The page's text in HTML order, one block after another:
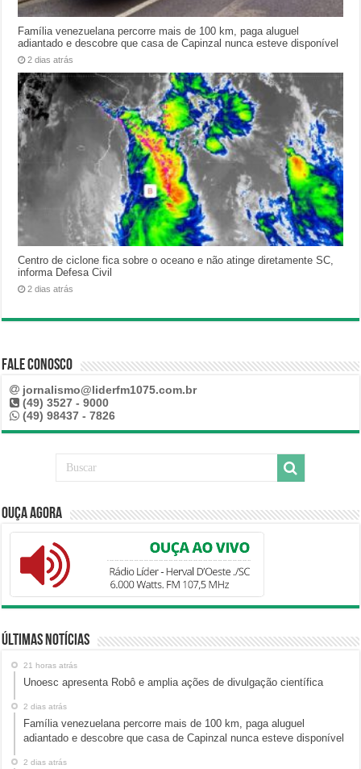
Família venezuelana percorre mais de 100 km, paga aluguel
adiantado e descobre que casa de Capinzal nunca esteve disponível
2 dias atrás
Centro de ciclone fica sobre o oceano e não atinge diretamente SC,
informa Defesa Civil
2 dias atrás
Fale Conosco
jornalismo@liderfm1075.com.br
(49) 3527 - 9000
(49) 98437 - 7826
Ouça Agora
Últimas Notícias
21 horas atrás
Unoesc apresenta Robô e amplia ações de divulgação científica
2 dias atrás
Família venezuelana percorre mais de 100 km, paga aluguel
adiantado e descobre que casa de Capinzal nunca esteve disponível
2 dias atrás